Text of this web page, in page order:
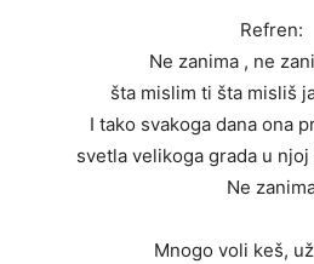
Refren:
Ne zanima , ne
šta mislim ti šta misliš
I tako svakoga dana ona
svetla velikoga grada u
Ne
Mnogo voli keš,